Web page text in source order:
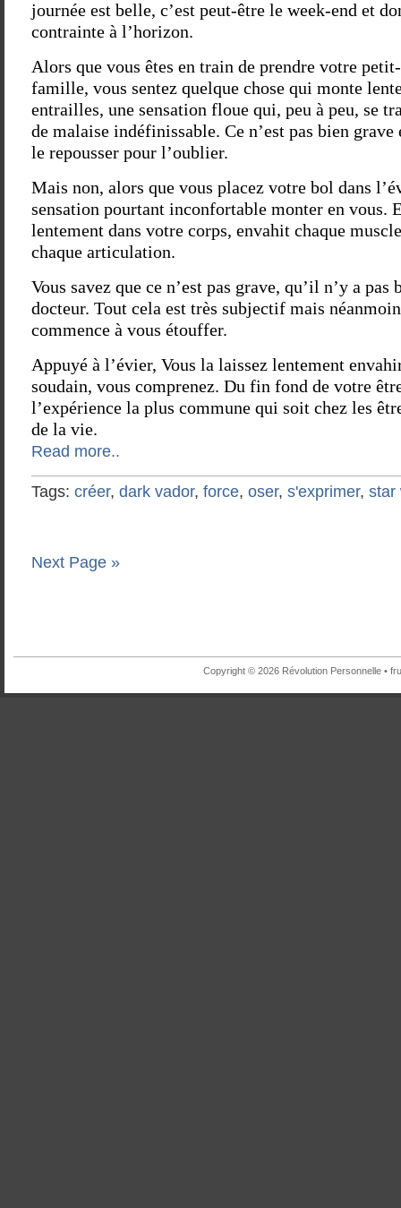
journée est belle, c’est peut-être le week-end et
contrainte à l’horizon.
Alors que vous êtes en train de prendre votre
famille, vous sentez quelque chose qui monte
entrailles, une sensation floue qui, peu à peu, se
de malaise indéfinissable. Ce n’est pas bien
le repousser pour l’oublier.
Mais non, alors que vous placez votre bol dans
sensation pourtant inconfortable monter en vous.
lentement dans votre corps, envahit chaque
chaque articulation.
Vous savez que ce n’est pas grave, qu’il n’y a pas
docteur. Tout cela est très subjectif mais
commence à vous étouffer.
Appuyé à l’évier, Vous la laissez lentement
soudain, vous comprenez. Du fin fond de votre
l’expérience la plus commune qui soit chez les
de la vie.
Read more..
Tags: créer, dark vador, force, oser, s'exprimer, star
Next Page »
Copyright © 2026 Révolution Personnelle •